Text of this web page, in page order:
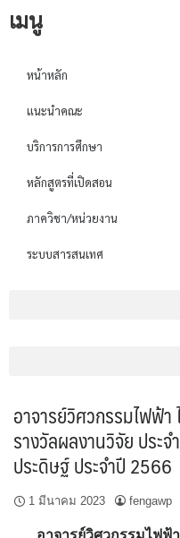
เมนู
หน้าหลัก
แนะนำคณะ
บริการการศึกษา
หลักสูตรที่เปิดสอน
ภาควิชา/หน่วยงาน
ระบบสารสนเทศ
อาจารย์วิศวกรรมไฟฟ้า
รางวัลผลงานวิจัย ประ
ประดิษฐ์ ประจำปี 2566
1 มีนาคม 2023 fengawp
อาจารย์วิศวกรรมไฟฟ้